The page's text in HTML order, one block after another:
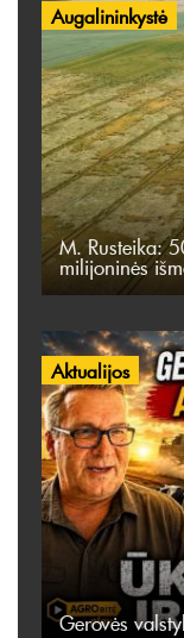
Augalininkystė
M. Rusteika:
milijoninės
Aktualijos
Gerovės